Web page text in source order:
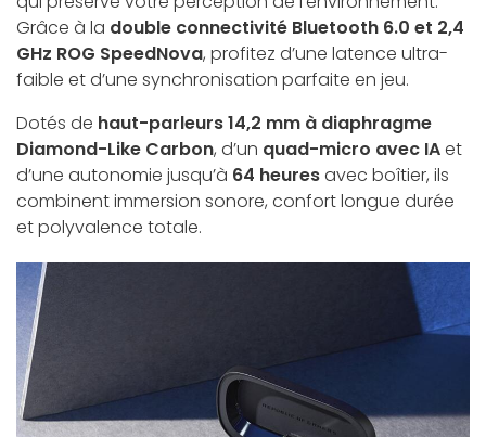
Grâce à la double connectivité Bluetooth 6.0 et 2,4
GHz ROG SpeedNova, profitez d’une latence ultra-
faible et d’une synchronisation parfaite en jeu.
Dotés de haut-parleurs 14,2 mm à diaphragme
Diamond-Like Carbon, d’un quad-micro avec IAet
d’une autonomie jusqu’à 64 heuresavec boîtier, ils
combinent immersion sonore, confort longue durée
et polyvalence totale.